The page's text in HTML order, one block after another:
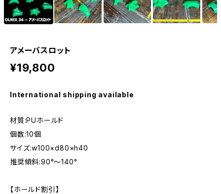
アメーバスロット
¥19,800
International shipping available
材質:PUホールド
個数:10個
サイズ:w100×d80×h40
推奨傾斜:90°〜140°
【ホールド割引】